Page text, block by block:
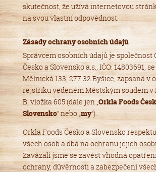
skutečnost, že užívá internetovou
na svou vlastní odpovědnost.
Zásady ochrany osobních údajů
Správcem osobních údajů je společnost
Česko a Slovensko a.s., IČO: 14803691,
Mělnická 133, 277 32 Byšice, zapsaná v
rejstříku vedeném Městským soudem v
B, vložka 605 (dále jen „Orkla Foods
Slovensko“ nebo „my“).
Orkla Foods Česko a Slovensko
všech osob a dbá na ochranu jejich
Zavázali jsme se zavést vhodná
ochrany, důvěrnosti a zabezpečení